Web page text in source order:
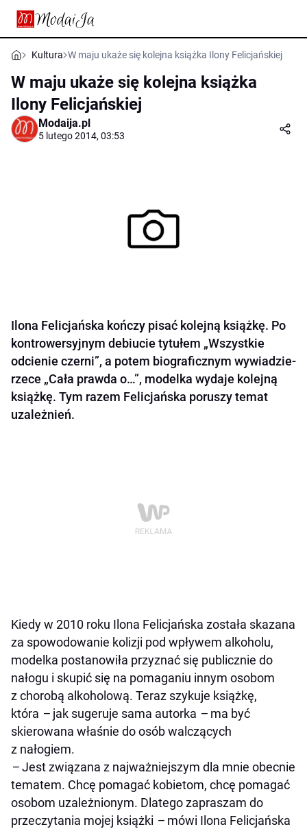
Kultura W maju ukaże się kolejna książka Ilony Felicjańskiej
W maju ukaże się kolejna książka
Ilony Felicjańskiej
Modaija.pl
5 lutego 2014, 03:53
Ilona Felicjańska kończy pisać kolejną książkę. Po
kontrowersyjnym debiucie tytułem „Wszystkie
odcienie czerni”, a potem biograficznym wywiadzie-
rzece „Cała prawda o…”, modelka wydaje kolejną
książkę. Tym razem Felicjańska poruszy temat
uzależnień.
Kiedy w 2010 roku Ilona Felicjańska została skazana
za spowodowanie kolizji pod wpływem alkoholu,
modelka postanowiła przyznać się publicznie do
nałogu i skupić się na pomaganiu innym osobom
z chorobą alkoholową. Teraz szykuje książkę,
która – jak sugeruje sama autorka – ma być
skierowana właśnie do osób walczących
z nałogiem.
–Jest związana z najważniejszym dla mnie obecnie
tematem. Chcę pomagać kobietom, chcę pomagać
osobom uzależnionym. Dlatego zapraszam do
przeczytania mojej książki – mówi Ilona Felicjańska